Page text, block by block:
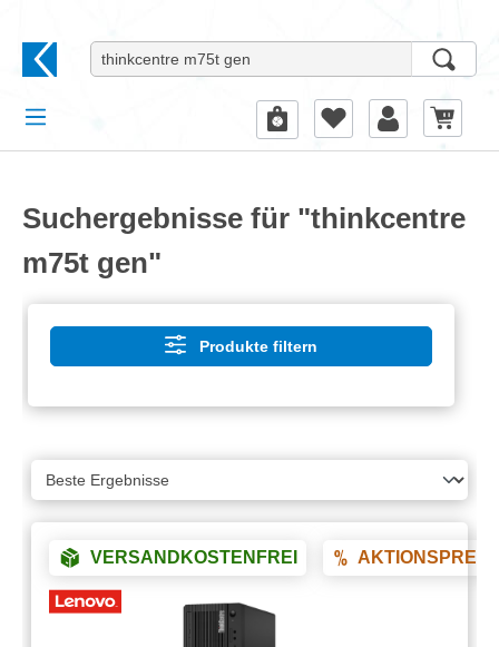
Suchergebnisse für "thinkcentre
m75t gen"
Produkte filtern
VERSANDKOSTENFREI AKTIONSPREIS